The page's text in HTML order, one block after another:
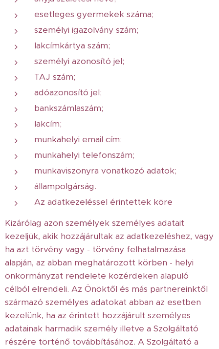
esetleges gyermekek száma;
személyi igazolvány szám;
lakcímkártya szám;
személyi azonosító jel;
TAJ szám;
adóazonosító jel;
bankszámlaszám;
lakcím;
munkahelyi email cím;
munkahelyi telefonszám;
munkaviszonyra vonatkozó adatok;
állampolgárság.
Az adatkezeléssel érintettek köre
Kizárólag azon személyek személyes adatait
kezeljük, akik hozzájárultak az adatkezeléshez, vagy
ha azt törvény vagy - törvény felhatalmazása
alapján, az abban meghatározott körben - helyi
önkormányzat rendelete közérdeken alapuló
célból elrendeli. Az Önöktől és más partnereinktől
származó személyes adatokat abban az esetben
kezelünk, ha az érintett hozzájárult személyes
adatainak harmadik személy illetve a Szolgáltató
részére történő továbbításához. A Szolgáltató a